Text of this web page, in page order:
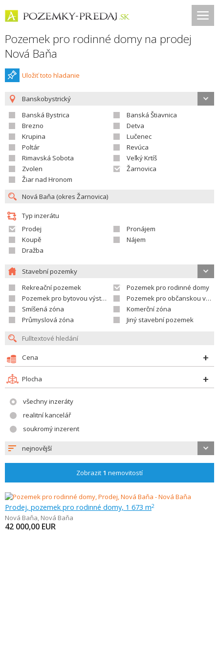
Pozemek pro rodinné domy na prodej
Nová Baňa
Uložiť toto hladanie
Banskobystrický
Banská Bystrica
Banská Štiavnica
Brezno
Detva
Krupina
Lučenec
Poltár
Revúca
Rimavská Sobota
Veľký Krtíš
Zvolen
Žarnovica
Žiar nad Hronom
Typ inzerátu
Prodej
Pronájem
Koupě
Nájem
Dražba
Stavební pozemky
Rekreační pozemek
Pozemek pro rodinné domy
Pozemek pro bytovou výstavbu
Pozemek pro občanskou vybavenost
Smíšená zóna
Komerční zóna
Průmyslová zóna
Jiný stavební pozemek
Cena
Plocha
všechny inzeráty
realitní kancelář
soukromý inzerent
nejnovější
Zobrazit 1 nemovitostí
Prodej, pozemek pro rodinné domy, 1 673 m2
Nová Baňa, Nová Baňa
42 000,00 EUR